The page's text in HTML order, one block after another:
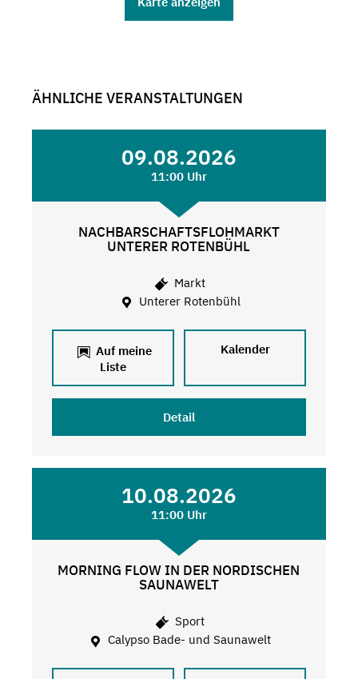
ÄHNLICHE VERANSTALTUNGEN
09.08.2026
11:00 Uhr
NACHBARSCHAFTSFLOHMARKT
UNTERER ROTENBÜHL
Markt
Unterer Rotenbühl
Auf meine
Liste
Kalender
Detail
10.08.2026
11:00 Uhr
MORNING FLOW IN DER NORDISCHEN
SAUNAWELT
Sport
Calypso Bade- und Saunawelt